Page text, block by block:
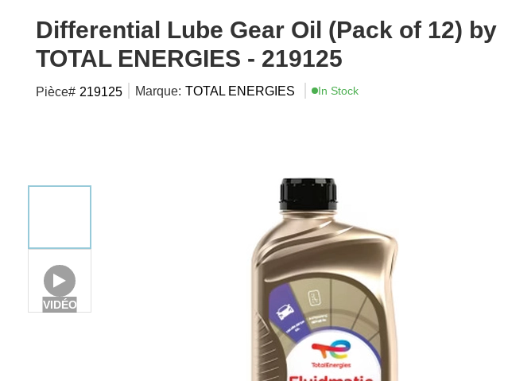
Differential Lube Gear Oil (Pack of 12) by
TOTAL ENERGIES - 219125
Pièce# 219125 Marque: TOTAL ENERGIES In Stock
VIDÉO